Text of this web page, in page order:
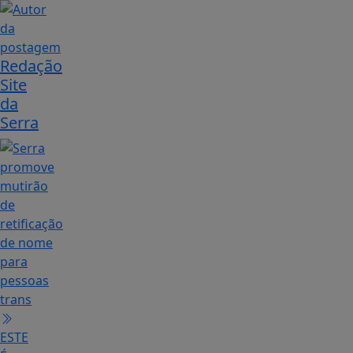
Redação
Site
da
Serra
ESTE